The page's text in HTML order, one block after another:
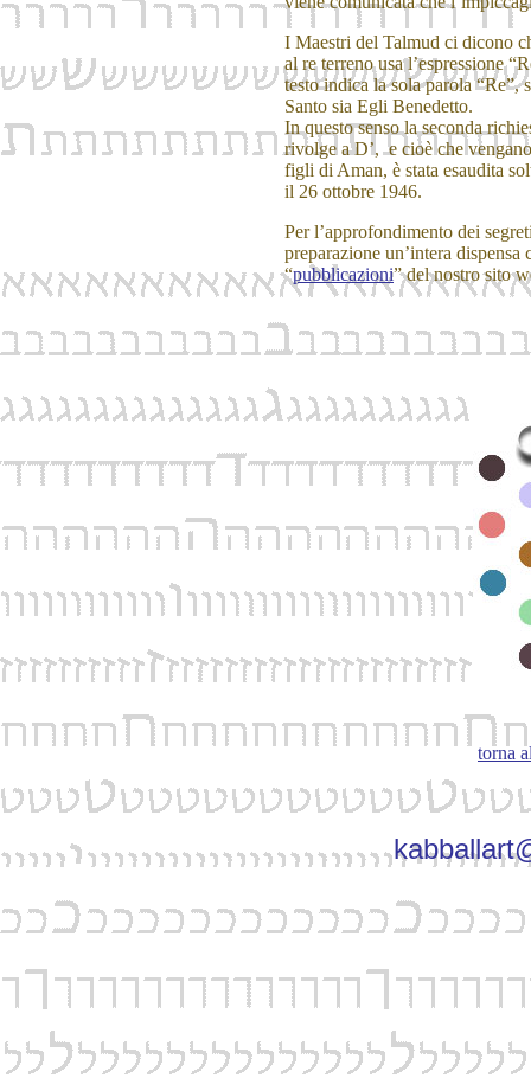
I Maestri del Talmud ci dicono
al re terreno usa l’espressione
testo indica la sola parola
Santo sia Egli Benedetto.
In questo senso la seconda
rivolge a D’, e cioè che
figli di Aman, è stata esaudita
il 26 ottobre 1946.
Per l’approfondimento dei
preparazione un’intera
“pubblicazioni” del nostro sito
torna